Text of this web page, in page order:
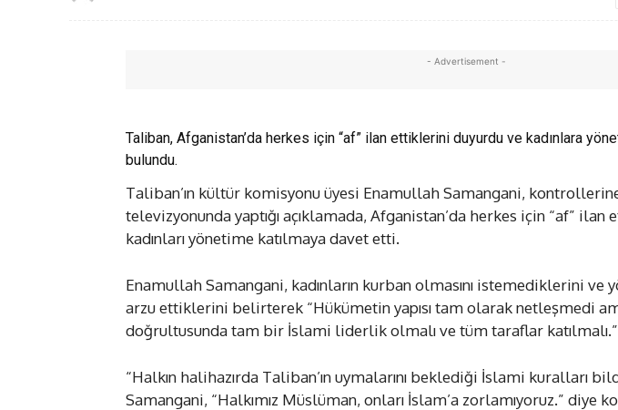
- Advertisement -
Taliban, Afganistan’da herkes için “af” ilan ettiklerini duyurdu ve kadınlara
bulundu.
Taliban’ın kültür komisyonu üyesi Enamullah Samangani,
televizyonunda yaptığı açıklamada, Afganistan’da herkes için “af”
kadınları yönetime katılmaya davet etti.
Enamullah Samangani, kadınların kurban olmasını istemediklerini ve
arzu ettiklerini belirterek “Hükümetin yapısı tam olarak netleşmedi
doğrultusunda tam bir İslami liderlik olmalı ve tüm taraflar
“Halkın halihazırda Taliban’ın uymalarını beklediği İslami kuralları
Samangani, “Halkımız Müslüman, onları İslam’a zorlamıyoruz.” diye